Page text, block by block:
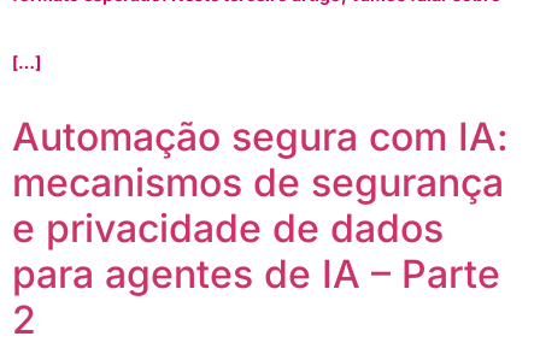
[…]
Automação segura com IA:
mecanismos de segurança
e privacidade de dados
para agentes de IA – Parte
2